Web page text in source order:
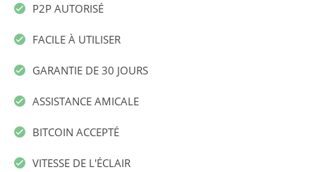
P2P AUTORISÉ
FACILE À UTILISER
GARANTIE DE 30 JOURS
ASSISTANCE AMICALE
BITCOIN ACCEPTÉ
VITESSE DE L'ÉCLAIR